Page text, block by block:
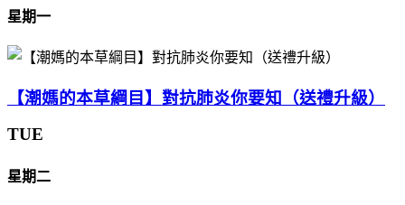
星期一
【潮媽的本草綱目】對抗肺炎你要知（送禮升級）
TUE
星期二